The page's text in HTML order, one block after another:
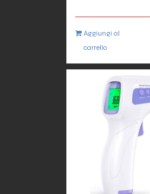
Aggiungi al
carrello